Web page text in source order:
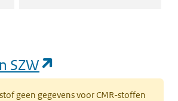
SZW
geen gegevens voor CMR-stoffen